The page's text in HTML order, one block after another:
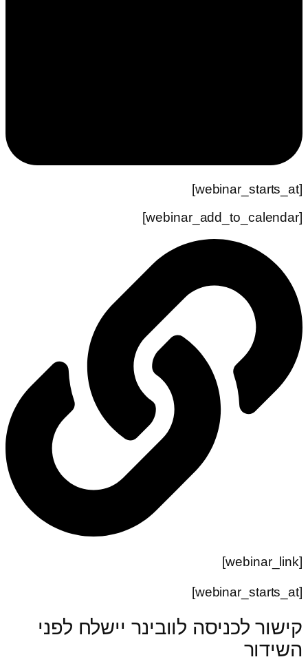
[webinar_starts_at]
[webinar_add_to_calendar]
[webinar_link]
[webinar_starts_at]
קישור לכניסה לוובינר יישלח לפני
השידור